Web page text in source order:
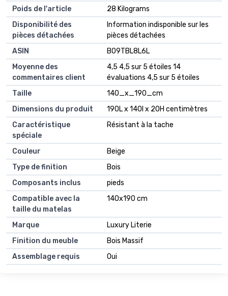
Poids de l'article
‎28 Kilograms
Disponibilité des
pièces détachées
‎Information indisponible sur les
pièces détachées
ASIN
B09TBL8L6L
Moyenne des
commentaires client
4,5 4,5 sur 5 étoiles 14
évaluations 4,5 sur 5 étoiles
Taille
140_x_190_cm
Dimensions du produit
190L x 140l x 20H centimètres
Caractéristique
spéciale
Résistant à la tache
Couleur
Beige
Type de finition
Bois
Composants inclus
pieds
Compatible avec la
taille du matelas
140x190 cm
Marque
Luxury Literie
Finition du meuble
Bois Massif
Assemblage requis
Oui